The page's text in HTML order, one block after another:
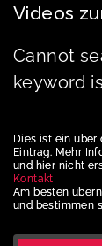
Videos
Cannot
keyword
Dies ist ein über
Eintrag. Mehr
und hier nicht
Kontakt
Am besten
und bestimmen